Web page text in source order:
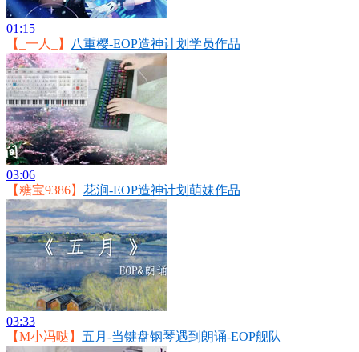
01:15
【_一人_】
八重樱-EOP造神计划学员作品
03:06
【糖宝9386】 花涧-EOP造神计划萌妹作品
03:33
【M小冯哒】 五月-当键盘钢琴遇到朗诵-EOP舰队